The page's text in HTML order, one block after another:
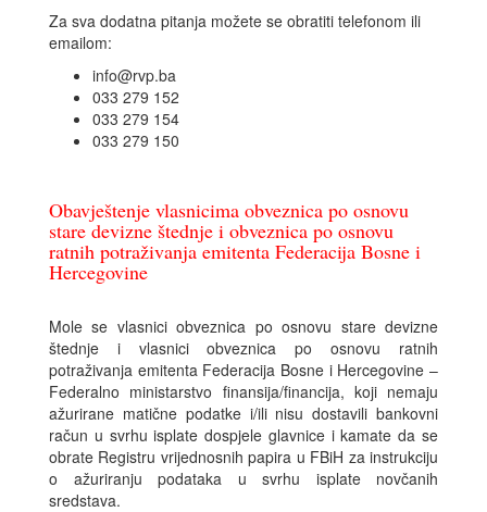
Za sva dodatna pitanja možete se obratiti telefonom ili
emailom:
info@rvp.ba
033 279 152
033 279 154
033 279 150
Obavještenje vlasnicima obveznica po osnovu
stare devizne štednje i obveznica po osnovu
ratnih potraživanja emitenta Federacija Bosne i
Hercegovine
Mole se vlasnici obveznica po osnovu stare devizne
štednje i vlasnici obveznica po osnovu ratnih
potraživanja emitenta Federacija Bosne i Hercegovine –
Federalno ministarstvo finansija/financija, koji nemaju
ažurirane matične podatke i/ili nisu dostavili bankovni
račun u svrhu isplate dospjele glavnice i kamate da se
obrate Registru vrijednosnih papira u FBiH za instrukciju
o ažuriranju podataka u svrhu isplate novčanih
sredstava.